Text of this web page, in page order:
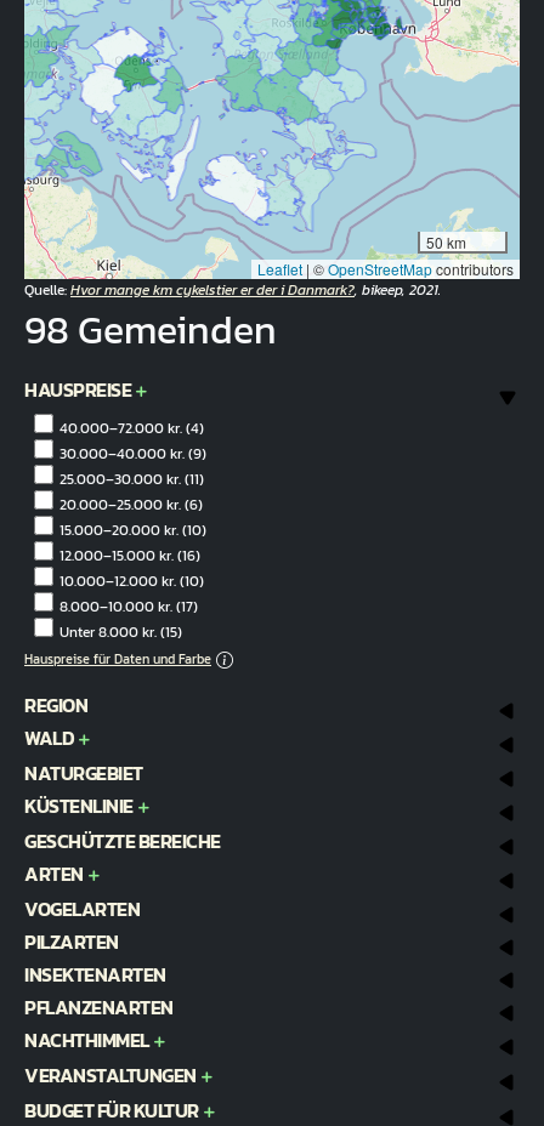
HAUSPREISE
40.000–72.000 kr.(4)
30.000–40.000 kr.(9)
25.000–30.000 kr.(11)
20.000–25.000 kr.(6)
15.000–20.000 kr.(10)
12.000–15.000 kr.(16)
10.000–12.000 kr.(10)
8.000–10.000 kr.(17)
Unter 8.000 kr.(15)
Hauspreise für Daten und Farbe
REGION
WALD
NATURGEBIET
KÜSTENLINIE
GESCHÜTZTE BEREICHE
ARTEN
VOGELARTEN
PILZARTEN
INSEKTENARTEN
PFLANZENARTEN
NACHTHIMMEL
VERANSTALTUNGEN
BUDGET FÜR KULTUR
50 km
Leaflet | ©OpenStreetMapcontributors
Quelle:Hvor mange km cykelstier er der i Danmark?, bikeep, 2021.
98 Gemeinden